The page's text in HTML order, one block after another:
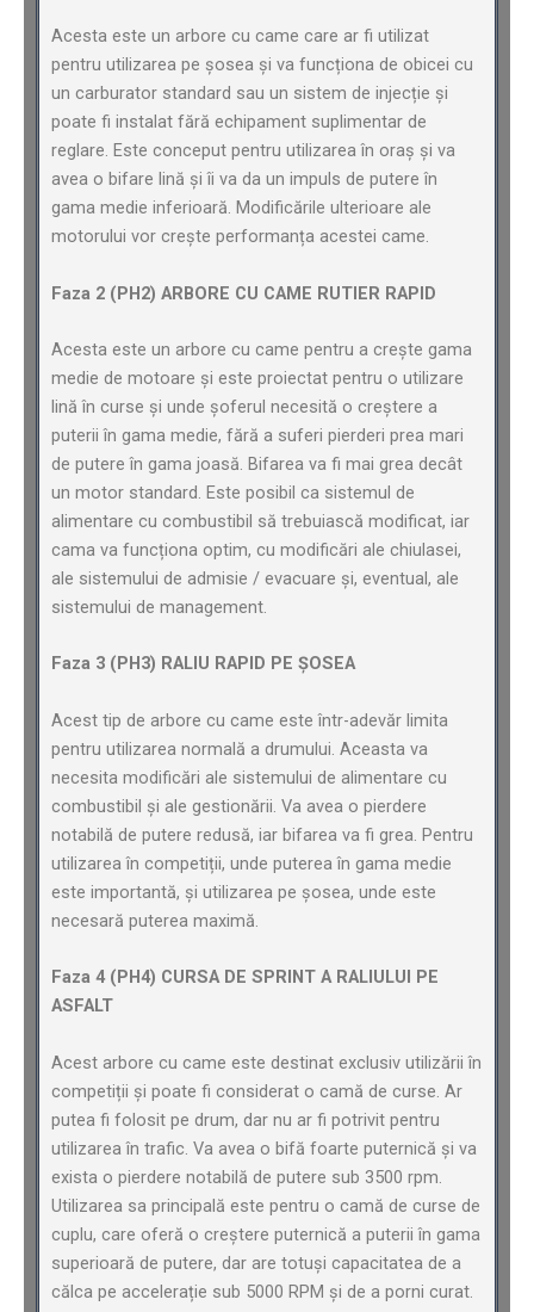
Acesta este un arbore cu came care ar fi utilizat
pentru utilizarea pe șosea și va funcționa de obicei cu
un carburator standard sau un sistem de injecție și
poate fi instalat fără echipament suplimentar de
reglare. Este conceput pentru utilizarea în oraș și va
avea o bifare lină și îi va da un impuls de putere în
gama medie inferioară. Modificările ulterioare ale
motorului vor crește performanța acestei came.
Faza 2 (PH2) ARBORE CU CAME RUTIER RAPID
Acesta este un arbore cu came pentru a crește gama
medie de motoare și este proiectat pentru o utilizare
lină în curse și unde șoferul necesită o creștere a
puterii în gama medie, fără a suferi pierderi prea mari
de putere în gama joasă. Bifarea va fi mai grea decât
un motor standard. Este posibil ca sistemul de
alimentare cu combustibil să trebuiască modificat, iar
cama va funcționa optim, cu modificări ale chiulasei,
ale sistemului de admisie / evacuare și, eventual, ale
sistemului de management.
Faza 3 (PH3) RALIU RAPID PE ȘOSEA
Acest tip de arbore cu came este într-adevăr limita
pentru utilizarea normală a drumului. Aceasta va
necesita modificări ale sistemului de alimentare cu
combustibil și ale gestionării. Va avea o pierdere
notabilă de putere redusă, iar bifarea va fi grea. Pentru
utilizarea în competiții, unde puterea în gama medie
este importantă, și utilizarea pe șosea, unde este
necesară puterea maximă.
Faza 4 (PH4) CURSA DE SPRINT A RALIULUI PE
ASFALT
Acest arbore cu came este destinat exclusiv utilizării în
competiții și poate fi considerat o camă de curse. Ar
putea fi folosit pe drum, dar nu ar fi potrivit pentru
utilizarea în trafic. Va avea o bifă foarte puternică și va
exista o pierdere notabilă de putere sub 3500 rpm.
Utilizarea sa principală este pentru o camă de curse de
cuplu, care oferă o creștere puternică a puterii în gama
superioară de putere, dar are totuși capacitatea de a
călca pe accelerație sub 5000 RPM și de a porni curat.